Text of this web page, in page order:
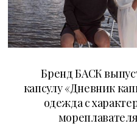
Бренд БАСК
капсулу «Дневник
одежда с
мореплавателя